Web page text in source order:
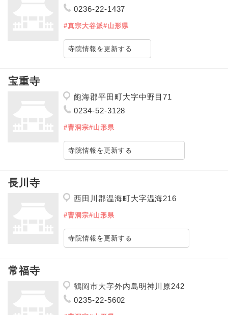
0236-22-1437
#真宗大谷派#山形県
寺院情報を更新する
宝重寺
飽海郡平田町大字中野目71
0234-52-3128
#曹洞宗#山形県
寺院情報を更新する
長川寺
西田川郡温海町大字温海216
#曹洞宗#山形県
寺院情報を更新する
常福寺
鶴岡市大字外内島明神川原242
0235-22-5602